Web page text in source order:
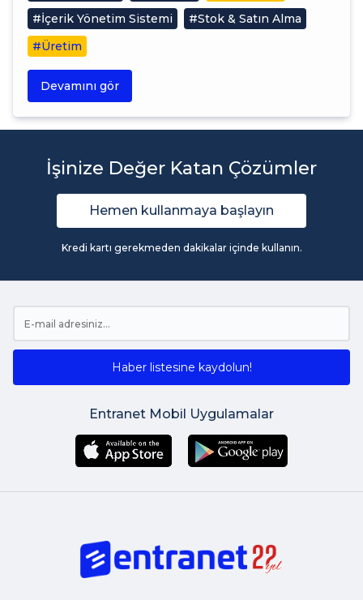
#İçerik Yönetim Sistemi
#Stok & Satın Alma
#Üretim
Devamını gör
İşinize Değer Katan Çözümler
Hemen kullanmaya başlayın
Kredi kartı gerekmeden dakikalar içinde kullanın.
Haber listesine kaydolun!
Entranet Mobil Uygulamalar